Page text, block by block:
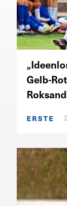
Gelb-
ERSTE